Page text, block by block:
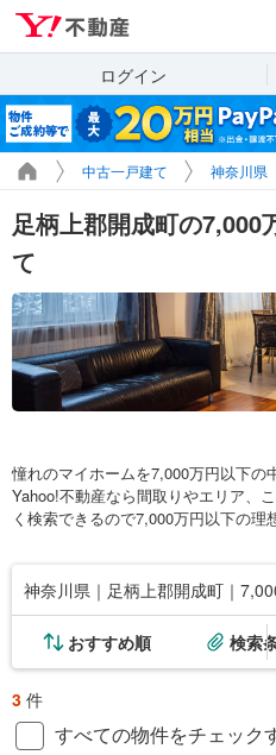
ログイン
中古一戸建て 神奈川県
足柄上郡開成町の7,000
て
憧れのマイホームを7,000万円以下の
Yahoo!不動産なら間取りやエリア、
く検索できるので7,000万円以下の理
神奈川県｜足柄上郡開成町｜
おすすめ順 検索
3 件
すべての物件をチェック